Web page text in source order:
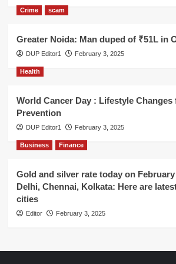
Crime scam
Greater Noida: Man duped of ₹51L in
DUP Editor1 February 3, 2025
Health
World Cancer Day : Lifestyle Changes
Prevention
DUP Editor1 February 3, 2025
Business Finance
Gold and silver rate today on
Delhi, Chennai, Kolkata: Here are
cities
Editor February 3, 2025